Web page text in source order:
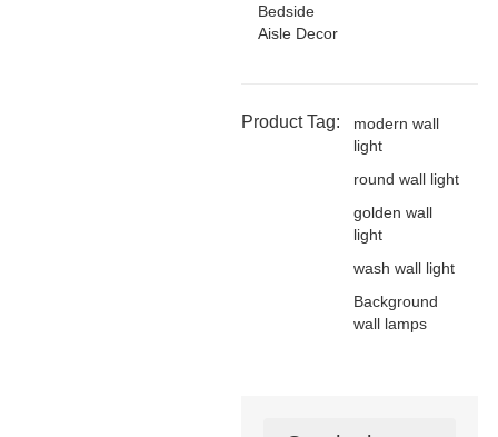
Bedside
Aisle Decor
Product Tag:
modern wall
light
round wall light
golden wall
light
wash wall light
Background
wall lamps